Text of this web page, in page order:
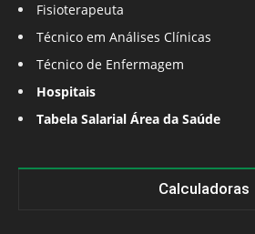
Fisioterapeuta
Técnico em Análises Clínicas
Técnico de Enfermagem
Hospitais
Tabela Salarial Área da Saúde
Calculadoras